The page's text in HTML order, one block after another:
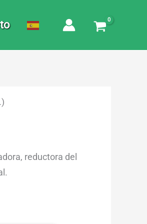
reductora del